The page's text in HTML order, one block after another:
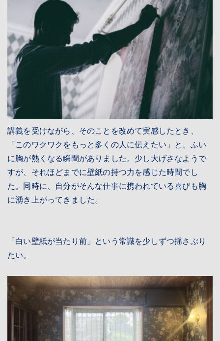
講義を受けながら、そのことを改めて実感したとき、
「このワクワクをもっと多くの人に伝えたい」と、ふい
に胸が熱くなる瞬間がありました。少し大げさなようで
すが、それほどまでに壁紙の持つ力を感じた時間でし
た。同時に、自分がそんな仕事に携われている喜びも胸
に湧き上がってきました。
「白い壁紙が当たり前」という常識を少しずつ揺さぶり
たい。